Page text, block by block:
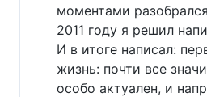
моментами
2011 году я решил
И в итоге написал:
жизнь: почти все
особо актуален, и